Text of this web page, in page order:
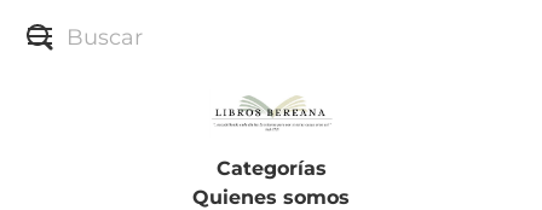
Categorías
Quienes somos